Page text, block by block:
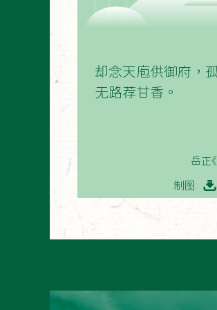
却念天庖供御府，
无路荐甘香。
岳正
制图